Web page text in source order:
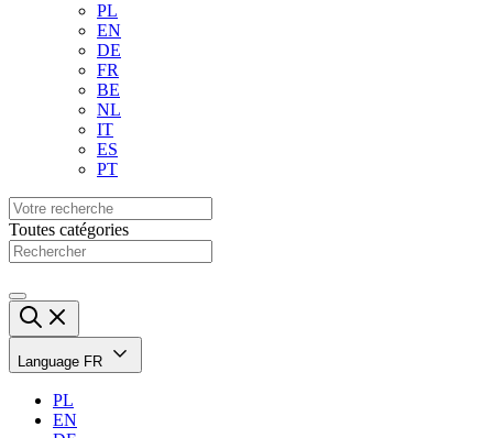
PL
EN
DE
FR
BE
NL
IT
ES
PT
Toutes catégories
Language FR
PL
EN